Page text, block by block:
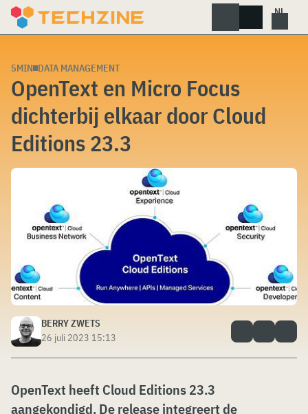
Skip
5MIN DATA MANAGEMENT
OpenText en Micro Focus
dichterbij elkaar door Cloud
Editions 23.3
BERRY ZWETS
26 juli 2023 15:13
OpenText heeft Cloud Editions 23.3
aangekondigd. De release integreert de